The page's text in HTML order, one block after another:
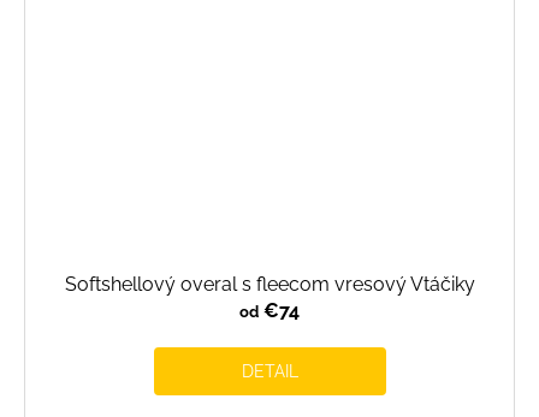
Softshellový overal s fleecom vresový Vtáčiky
od €74
DETAIL